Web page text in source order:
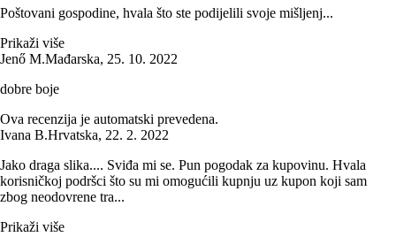
Poštovani gospodine, hvala što ste podijelili svoje mišljenj...
Prikaži više
Jenő M.Mađarska, 25. 10. 2022
dobre boje
Ova recenzija je automatski prevedena.
Ivana B.Hrvatska, 22. 2. 2022
Jako draga slika.... Sviđa mi se. Pun pogodak za kupovinu. Hvala
korisničkoj podršci što su mi omogućili kupnju uz kupon koji sam
zbog neodovrene tra...
Prikaži više